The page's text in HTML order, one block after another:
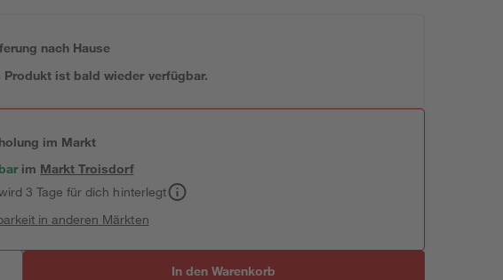
nach Hause
Produkt ist bald wieder verfügbar.
im Markt
im MarktTroisdorf
3 Tage für dich hinterlegt
in anderen Märkten
In den Warenkorb